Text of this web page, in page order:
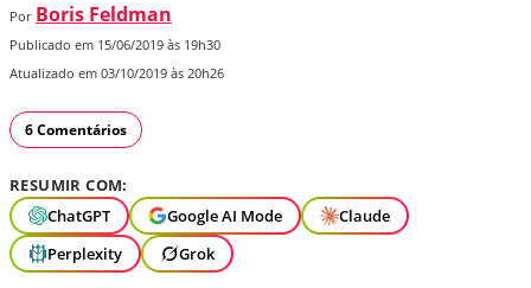
Por Boris Feldman
Publicado em 15/06/2019 às 19h30
Atualizado em 03/10/2019 às 20h26
6 Comentários
RESUMIR COM:
ChatGPT
Google AI Mode
Claude
Perplexity
Grok